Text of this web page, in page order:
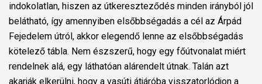
indokolatlan, hiszen az útkereszteződés minden irányból jól
belátható, így amennyiben elsőbbségadás a cél az Árpád
Fejedelem útról, akkor elegendő lenne az elsőbbségadás
kötelező tábla. Nem észszerű, hogy egy főútvonalat miért
rendelnek alá, egy láthatóan alárendelt útnak. Talán azt
akarják elkerülni, hogy a vasúti átjáróba visszatorlódjon a